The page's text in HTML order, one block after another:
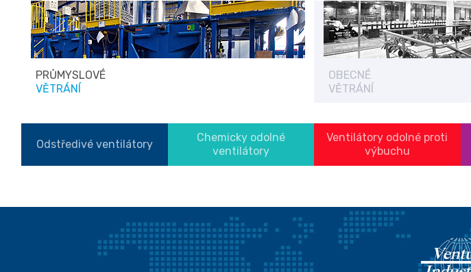
PRŮMYSLOVÉ
VĚTRÁNÍ
OBECNÉ
VĚTRÁNÍ
Odstředivé ventilátory
Chemicky odolné
ventilátory
Ventilátory odolné proti
výbuchu